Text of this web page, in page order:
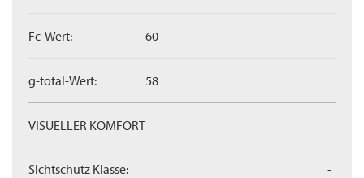
Fc-Wert: 60
g-total-Wert: 58
VISUELLER KOMFORT
Sichtschutz Klasse: -